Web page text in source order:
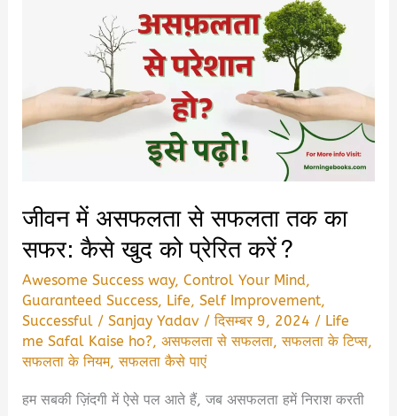
जीवन में असफलता से सफलता तक का
सफर: कैसे खुद को प्रेरित करें?
Awesome Success way,Control Your Mind,
Guaranteed Success, Life,Self Improvement,
Successful /Sanjay Yadav /दिसम्बर 9, 2024 / Life
me Safal Kaise ho?,असफलता से सफलता,सफलता के टिप्स,
सफलता के नियम,सफलता कैसे पाएं
हम सबकी ज़िंदगी में ऐसे पल आते हैं, जब असफलता हमें निराश करती